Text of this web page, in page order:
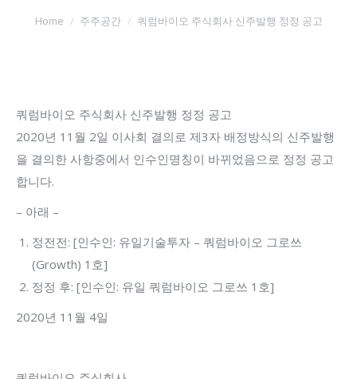
You are here:
Home 주주공간 쿼럼바이오 주식회사 신주발행 정정 공고
쿼럼바이오 주식회사 신주발행 정정 공고
2020년 11월 2일 이사회 결의로 제3자 배정방식의 신주발행
을 결의한 사항중에서 인수인명칭이 바뀌었음으로 정정 공고
합니다.
– 아래 –
정전전: [인수인: 유일기술투자 – 쿼럼바이오 그로쓰
(Growth) 1호]
정정 후: [인수인: 유일 쿼럼바이오 그로쓰 1호]
2020년 11월 4일